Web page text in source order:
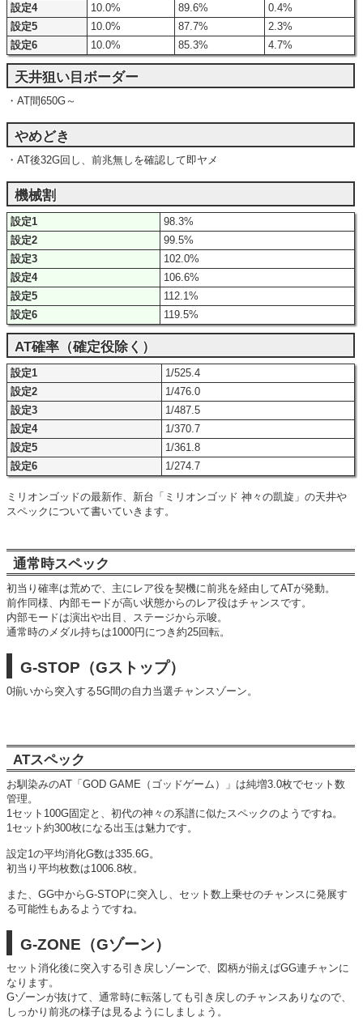
設定4 10.0% 89.6%
0.4%
設定5
10.0% 87.7%
2.3%
設定6
10.0% 85.3% 4.7%
天井狙い目ボーダー
・AT間650G～
やめどき
・AT後32G回し、前兆無しを確認して即ヤメ
機械割
設定1
98.3%
設定2
99.5%
設定3
102.0%
設定4
106.6%
設定5
112.1%
設定6
119.5%
AT確率（確定役除く）
設定1
1/525.4
設定2
1/476.0
設定3
1/487.5
設定4
1/370.7
設定5
1/361.8
設定6
1/274.7
ミリオンゴッドの最新作、新台「ミリオンゴッド 神々の凱旋」の天井や
スペックについて書いていきます。
通常時スペック
初当り確率は荒めで、主にレア役を契機に前兆を経由してATが発動。
前作同様、内部モードが高い状態からのレア役はチャンスです。
内部モードは演出や出目、ステージから示唆。
通常時のメダル持ちは1000円につき約25回転。
G-STOP（Gストップ）
0揃いから突入する5G間の自力当選チャンスゾーン。
ATスペック
お馴染みのAT「GOD GAME（ゴッドゲーム）」は純増3.0枚でセット数
管理。
1セット100G固定と、初代の神々の系譜に似たスペックのようですね。
1セット約300枚になる出玉は魅力です。
設定1の平均消化G数は335.6G。
初当り平均枚数は1006.8枚。
また、GG中からG-STOPに突入し、セット数上乗せのチャンスに発展す
る可能性もあるようですね。
G-ZONE（Gゾーン）
セット消化後に突入する引き戻しゾーンで、図柄が揃えばGG連チャンに
なります。
Gゾーンが抜けて、通常時に転落しても引き戻しのチャンスありなので、
しっかり前兆の様子は見るようにしましょう。